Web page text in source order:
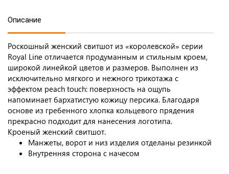
Описание
Роскошный женский свитшот из «королевской» серии
Royal Line отличается продуманным и стильным кроем,
широкой линейкой цветов и размеров. Выполнен из
исключительно мягкого и нежного трикотажа с
эффектом peach touch: поверхность на ощупь
напоминает бархатистую кожицу персика. Благодаря
основе из гребенного хлопка кольцевого прядения
прекрасно подходит для нанесения логотипа.
Кроеный женский свитшот.
Манжеты, ворот и низ изделия отделаны резинкой
Внутренняя сторона с начесом